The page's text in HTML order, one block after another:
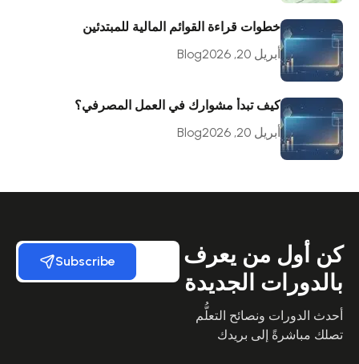
خطوات قراءة القوائم المالية للمبتدئين
أبريل 20, 2026
Blog
كيف تبدأ مشوارك في العمل المصرفي؟
أبريل 20, 2026
Blog
كن أول من يعرف
بالدورات الجديدة
أحدث الدورات ونصائح التعلُّم
تصلك مباشرةً إلى بريدك
Subscribe